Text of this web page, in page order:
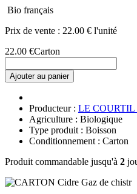
Bio français
Prix de vente : 22.00 € l'unité
22.00 €Carton
Ajouter au panier
Producteur : LE COURTIL
Agriculture : Biologique
Type produit : Boisson
Conditionnement : Carton
Produit commandable jusqu'à 2